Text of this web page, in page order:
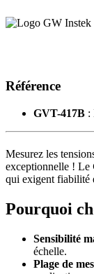
Référence
GVT-417B :
Mesurez les
exceptionnelle ! Le
qui exigent fiabilité
Pourquoi
Sensibilité
échelle.
Plage de